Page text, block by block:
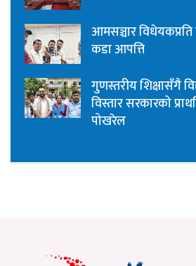
आमसञ्चार
कडा आपत्ति
गुणस्तरीय शिक्षासँगै
विस्तार सरकारको
पोखरेल